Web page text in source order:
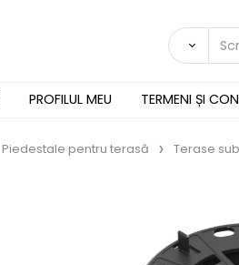
PROFILUL MEU TERMENI ȘI
Piedestale pentru terasă Terase